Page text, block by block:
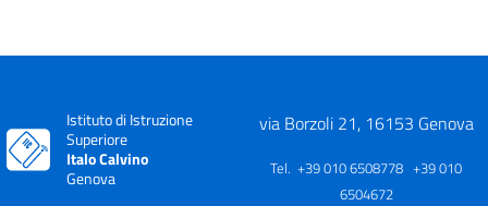
Istituto di Istruzione
Superiore
Italo Calvino
Genova
via Borzoli 21, 16153 Genova
Tel. +39 010 6508778 +39 010
6504672